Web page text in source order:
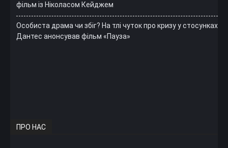
фільм із Ніколасом Кейджем
Особиста драма чи збіг? На тлі чуток про кризу у стосунках
Дантес анонсував фільм «Пауза»
ПРО НАС